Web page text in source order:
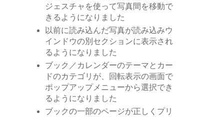
ジェスチャを使って写真間を移動で
きるようになりました
以前に読み込んだ写真が読み込みウ
インドウの別セクションに表示され
るようになりました
ブック／カレンダーのテーマとカー
ドのカテゴリが、回転表示の画面で
ポップアップメニューから選択でき
るようになりました
ブックの一部のページが正しくプリ